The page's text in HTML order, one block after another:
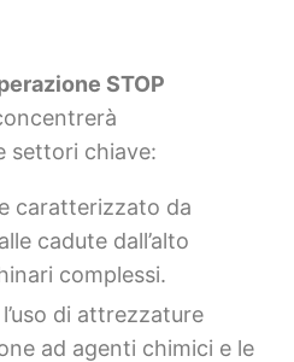
STOP
settori chiave:
caratterizzato da
cadute dall’alto
complessi.
di attrezzature
ad agenti chimici e le